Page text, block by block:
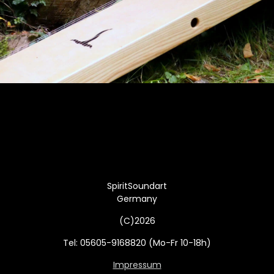
SpiritSoundart
Germany
(C)2026
Tel: 05605-9168820 (Mo-Fr 10-18h)
Impressum